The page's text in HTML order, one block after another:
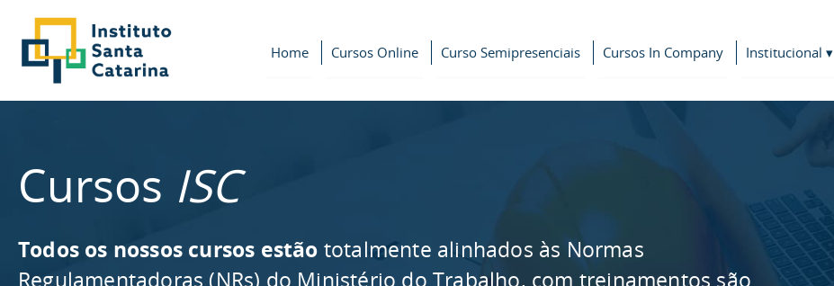
Home Cursos Online Curso Semipresenciais Cursos In Company Institucional ▾
Cursos ISC
Todos os nossos cursos estão totalmente alinhados às Normas
Regulamentadoras (NRs) do Ministério do Trabalho, com treinamentos são